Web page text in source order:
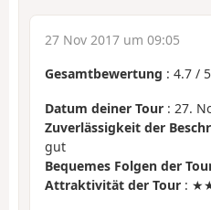
27 Nov 2017 um 09:05
Gesamtbewertung : 4.7 / 5
Datum deiner Tour : 27.
Zuverlässigkeit der
gut
Bequemes Folgen der
Attraktivität der Tour :